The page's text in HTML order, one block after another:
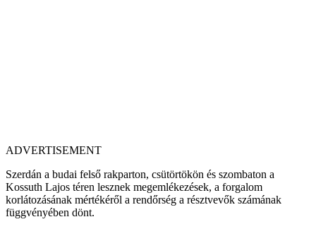
ADVERTISEMENT
Szerdán a budai felső rakparton, csütörtökön és szombaton a
Kossuth Lajos téren lesznek megemlékezések, a forgalom
korlátozásának mértékéről a rendőrség a résztvevők számának
függvényében dönt.